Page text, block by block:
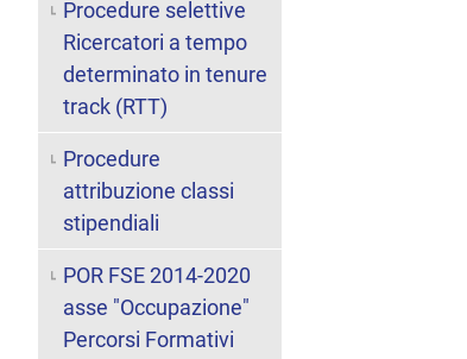
Procedure selettive
Ricercatori a tempo
determinato in tenure
track (RTT)
Procedure
attribuzione classi
stipendiali
POR FSE 2014-2020
asse "Occupazione"
Percorsi Formativi